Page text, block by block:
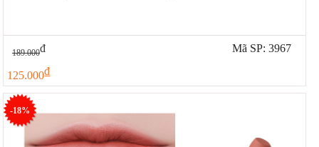
189.000đ
125.000đ
Mã SP: 3967
-18%